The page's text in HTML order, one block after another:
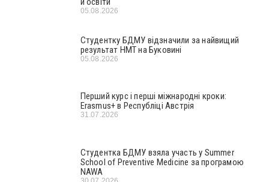
05.08.2026
Студентку БДМУ відзначили за найвищий
результат НМТ на Буковині
05.08.2026
Перший курс і перші міжнародні кроки:
Erasmus+ в Республіці Австрія
31.07.2026
Студентка БДМУ взяла участь у Summer
School of Preventive Medicine за програмою
NAWA